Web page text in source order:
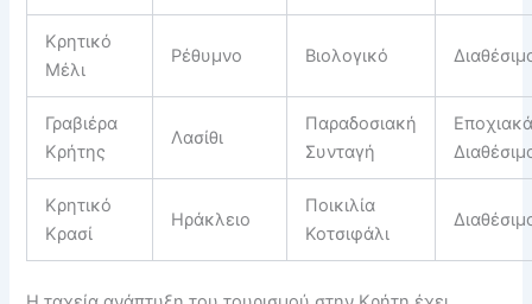
Κρητικό
Μέλι
Ρέθυμνο Βιολογικό
Γραβιέρα
Κρήτης
Λασίθι
Παραδοσιακή
Συνταγή
Κρητικό
Κρασί
Ηράκλειο
Ποικιλία
Κοτσιφάλι